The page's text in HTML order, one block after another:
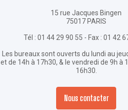
15 rue Jacques Bingen
75017 PARIS
Tél : 01 44 29 90 55 - Fax : 01 42
Les bureaux sont ouverts du lundi au
et de 14h à 17h30, & le vendredi de 9h à
16h30.
Nous contacter